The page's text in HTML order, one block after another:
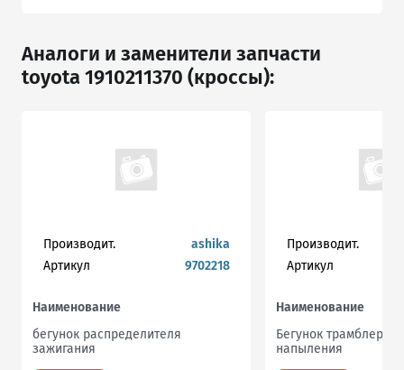
Аналоги и заменители запчасти
toyota 1910211370 (кроссы):
Производит.
ashika
Артикул
9702218
Наименование
бегунок распределителя
зажигания
Производит.
Артикул
Наименование
Бегунок трамблера
напыления